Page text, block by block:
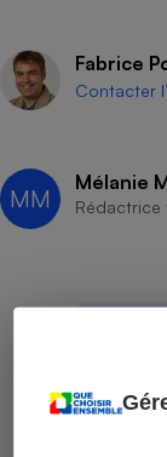
Fabrice
Contacter
MM
Mélanie
Rédactrice